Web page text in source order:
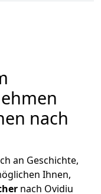
nach
an Geschichte,
Ihnen,
nach Ovidiu